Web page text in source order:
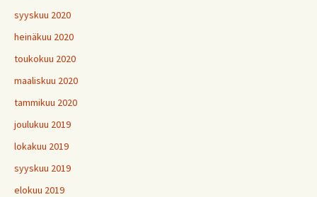
syyskuu 2020
heinäkuu 2020
toukokuu 2020
maaliskuu 2020
tammikuu 2020
joulukuu 2019
lokakuu 2019
syyskuu 2019
elokuu 2019